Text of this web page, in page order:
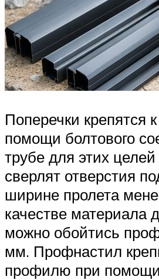
Поперечки крепятся
помощи болтового
трубе для этих
сверлят отверстия
ширине пролета
качестве материала
можно обойтись
мм. Профнастил
профилю при